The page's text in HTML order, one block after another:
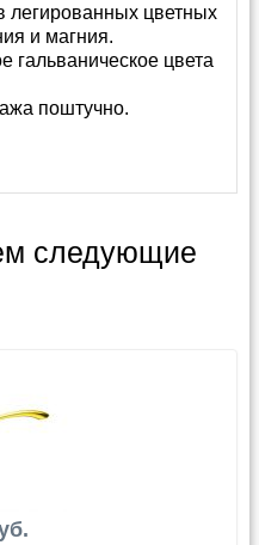
легированных цветных
и магния.
гальваническое цвета
поштучно.
следующие